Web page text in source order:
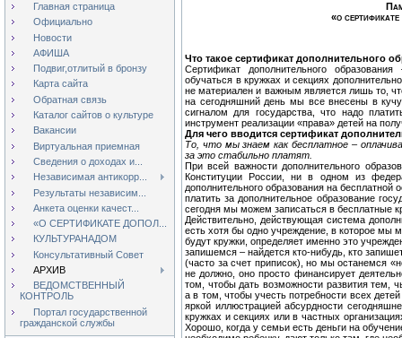
Главная страница
Официально
Новости
АФИША
Подвиг,отлитый в бронзу
Карта сайта
Обратная связь
Каталог сайтов о культуре
Вакансии
Виртуальная приемная
Сведения о доходах и...
Независимая антикорр...
Результаты независим...
Анкета оценки качест...
«О СЕРТИФИКАТЕ ДОПОЛ...
КУЛЬТУРАНАДОМ
Консультативный Совет
АРХИВ
ВЕДОМСТВЕННЫЙ
КОНТРОЛЬ
Портал государственной
гражданской службы
«о
Что такое сертификат дополнительного
Сертификат дополнительного
обучаться в кружках и секциях
не материален и важным является лишь то,
на сегодняшний день мы все внесены в
сигналом для государства, что надо
инструмент реализации «права» детей на
Для чего вводится сертификат
То, что мы знаем как бесплатное –
за это стабильно платят.
При всей важности дополнительного
Конституции России, ни в одном из
дополнительного образования на бесплатной
платить за дополнительное образование
сегодня мы можем записаться в бесплатные
Действительно, действующая система
есть хотя бы одно учреждение, в которое мы
будут кружки, определяет именно это
запишемся – найдется кто-нибудь, кто
(часто за счет приписок), но мы останемся
не должно, оно просто финансирует
том, чтобы дать возможности развития тем,
а в том, чтобы учесть потребности всех
яркой иллюстрацией абсурдности
кружках и секциях или в частных
Хорошо, когда у семьи есть деньги на